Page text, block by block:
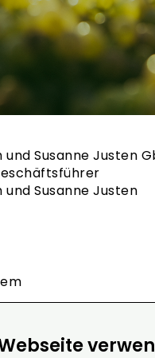
und Susanne Justen
und Susanne Justen